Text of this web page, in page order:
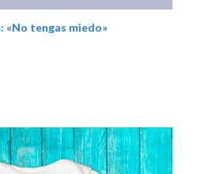
«No tengas miedo»